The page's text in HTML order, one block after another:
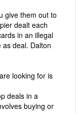
give them out to
dealt each
in an illegal
deal. Dalton
looking for is
deals in a
buying or